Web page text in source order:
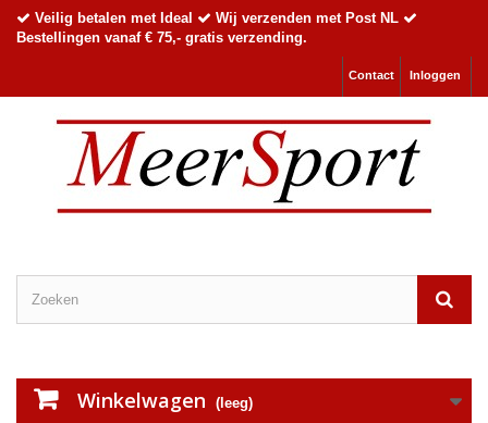
Veilig betalen met Ideal
Wij verzenden met Post NL
Bestellingen vanaf € 75,- gratis verzending.
Inloggen
Contact
Winkelwagen (leeg)